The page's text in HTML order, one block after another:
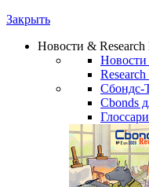
Закрыть
Новости & Research
Сбондс-
Cbonds